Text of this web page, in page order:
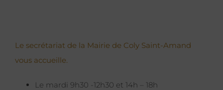
Le secrétariat de la Mairie de Coly Saint-Amand
vous accueille.
Le mardi 9h30 -12h30 et 14h – 18h